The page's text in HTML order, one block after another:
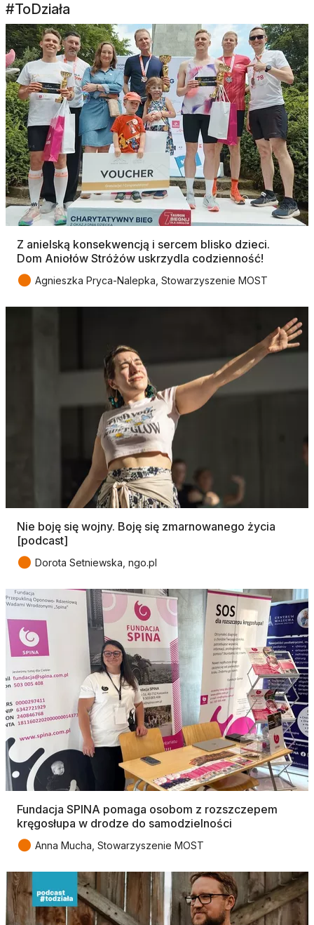
#ToDziała
Z anielską konsekwencją i sercem blisko dzieci.
Dom Aniołów Stróżów uskrzydla codzienność!
● Agnieszka Pryca-Nalepka, Stowarzyszenie MOST
Nie boję się wojny. Boję się zmarnowanego życia
[podcast]
● Dorota Setniewska, ngo.pl
Fundacja SPINA pomaga osobom z rozszczepem
kręgosłupa w drodze do samodzielności
● Anna Mucha, Stowarzyszenie MOST